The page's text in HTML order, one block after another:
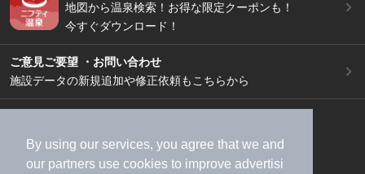
By using our services, you agree that we and
our partners use cookies to improve advertisi
地図から温泉検索！お得な限定クーポンも！
今すぐダウンロード！
ご意見ご要望 ・お問い合わせ
施設データの新規追加や修正依頼もこちらから
加盟店募集（資料請求）
広告出稿のご案内
利用規約
ライフスタイルMEMBERS+規約